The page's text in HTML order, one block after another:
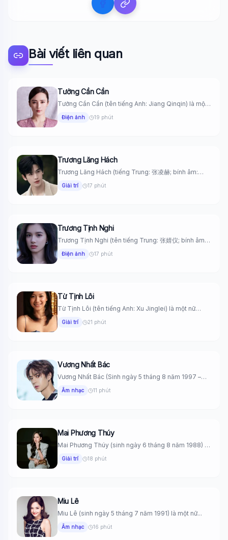
Bài viết liên quan
Tưởng Cần Cần
Tưởng Cần Cần (tên tiếng Anh: Jiang Qinqin) là một
Điện ảnh 19 phút
Trương Lăng Hách
Trương Lăng Hách (tiếng Trung: 张凌赫; bính âm:
Giải trí 17 phút
Trương Tịnh Nghi
Trương Tịnh Nghi (tên tiếng Trung: 张婧仪; bính âm:
Điện ảnh 17 phút
Từ Tịnh Lôi
Từ Tịnh Lôi (tên tiếng Anh: Xu Jinglei) là một nữ
Giải trí 21 phút
Vương Nhất Bác
Vương Nhất Bác (Sinh ngày 5 tháng 8 năm 1997 –
cung...
Âm nhạc 11 phút
Mai Phương Thúy
Mai Phương Thúy (sinh ngày 6 tháng 8 năm 1988) là
Giải trí 18 phút
Miu Lê
Miu Lê (sinh ngày 5 tháng 7 năm 1991) là một nữ...
Âm nhạc 16 phút